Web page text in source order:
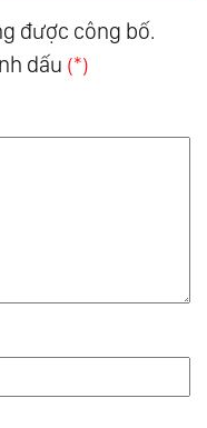
được công bố.
dấu (*)